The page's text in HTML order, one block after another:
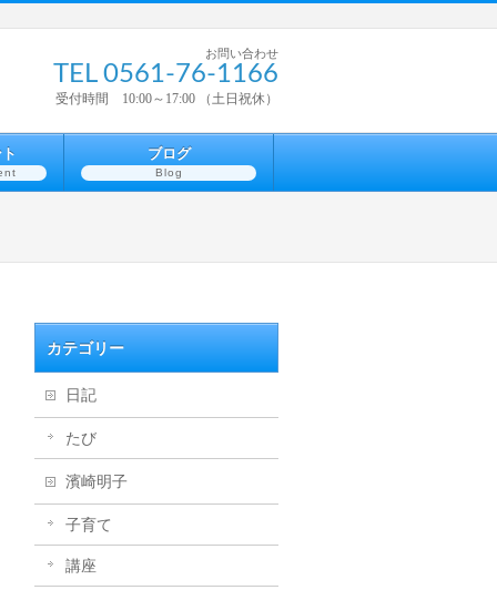
お問い合わせ
TEL 0561-76-1166
受付時間 10:00～17:00 （土日祝休）
ブログ
Blog
カテゴリー
日記
たび
濱崎明子
子育て
講座